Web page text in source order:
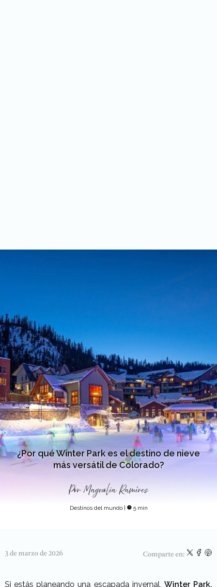
¿Por qué Winter Park es el destino de nieve
más versátil de Colorado?
Por Magnolia Ramírez
Destinos del mundo | 5 min
3 de marzo de 2026 Comparte en:
Si estás planeando una escapada invernal, Winter Park,